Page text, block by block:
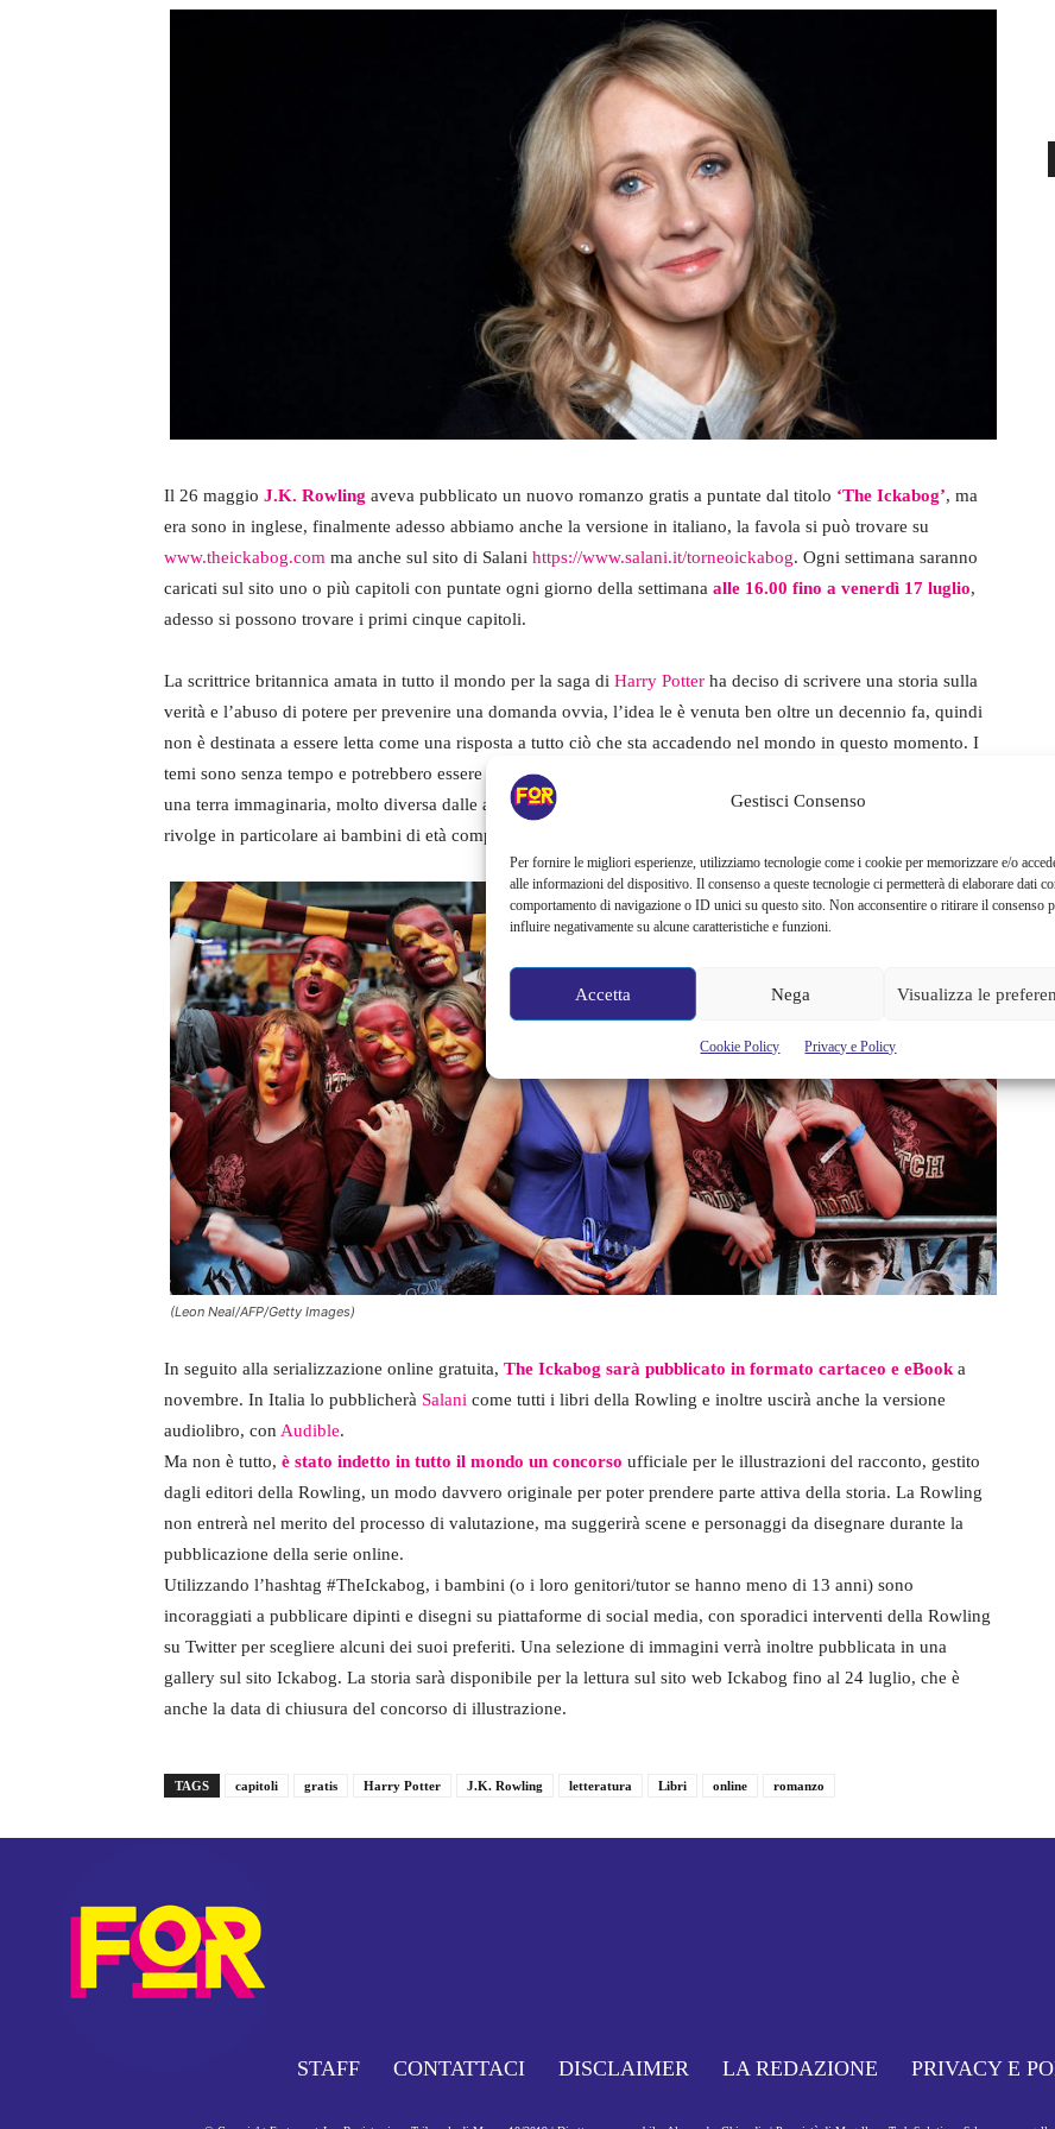
Gestisci Consenso
Per fornire le migliori esperienze, utilizziamo tecnologie come i cookie per memorizzare e/o
alle informazioni del dispositivo. Il consenso a queste tecnologie ci permetterà di elaborare dati
comportamento di navigazione o ID unici su questo sito. Non acconsentire o ritirare il consenso
influire negativamente su alcune caratteristiche e funzioni.
Accetta Nega Visualizza le
Cookie Policy Privacy e Policy
Il 26 maggio J.K. Rowling aveva pubblicato un nuovo romanzo gratis a puntate dal titolo ‘The Ickabog’, ma
era sono in inglese, finalmente adesso abbiamo anche la versione in italiano, la favola si può trovare su
www.theickabog.com ma anche sul sito di Salani https://www.salani.it/torneoickabog. Ogni settimana saranno
caricati sul sito uno o più capitoli con puntate ogni giorno della settimana alle 16.00 fino a venerdì 17 luglio,
adesso si possono trovare i primi cinque capitoli.
La scrittrice britannica amata in tutto il mondo per la saga di Harry Potter ha deciso di scrivere una storia sulla
verità e l’abuso di potere per prevenire una domanda ovvia, l’idea le è venuta ben oltre un decennio fa, quindi
non è destinata a essere letta come una risposta a tutto ciò che sta accadendo nel mondo in questo momento. I
temi sono senza tempo e potrebbero essere applicati a qualsiasi epoca o paese. Infatti la fiaba è ambientata in
una terra immaginaria, molto diversa dalle altre sue opere. La storia, scritta per essere letta ad alta voce, si
rivolge in particolare ai bambini di età compresa tra 7 e 9 anni può essere apprezzata da tutta la famiglia.
(Leon Neal/AFP/Getty Images)
In seguito alla serializzazione online gratuita, The Ickabog sarà pubblicato in formato cartaceo e eBook a
novembre. In Italia lo pubblicherà Salani come tutti i libri della Rowling e inoltre uscirà anche la versione
audiolibro, con Audible.
Ma non è tutto, è stato indetto in tutto il mondo un concorso ufficiale per le illustrazioni del racconto, gestito
dagli editori della Rowling, un modo davvero originale per poter prendere parte attiva della storia. La Rowling
non entrerà nel merito del processo di valutazione, ma suggerirà scene e personaggi da disegnare durante la
pubblicazione della serie online.
Utilizzando l’hashtag #TheIckabog, i bambini (o i loro genitori/tutor se hanno meno di 13 anni) sono
incoraggiati a pubblicare dipinti e disegni su piattaforme di social media, con sporadici interventi della Rowling
su Twitter per scegliere alcuni dei suoi preferiti. Una selezione di immagini verrà inoltre pubblicata in una
gallery sul sito Ickabog. La storia sarà disponibile per la lettura sul sito web Ickabog fino al 24 luglio, che è
anche la data di chiusura del concorso di illustrazione.
TAGS capitoli gratis Harry Potter J.K. Rowling letteratura Libri online romanzo
STAFF CONTATTACI DISCLAIMER LA REDAZIONE PRIVACY E